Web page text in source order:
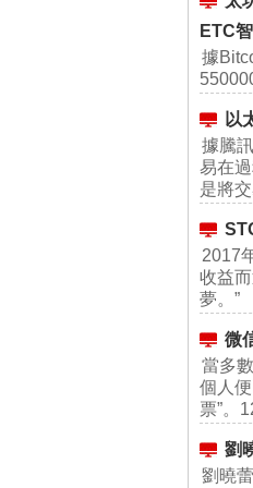
ETC
據
以
據騰
易在
是將
2017
收益
夢。”
微
當多
個人
票”。
劉
劉曉